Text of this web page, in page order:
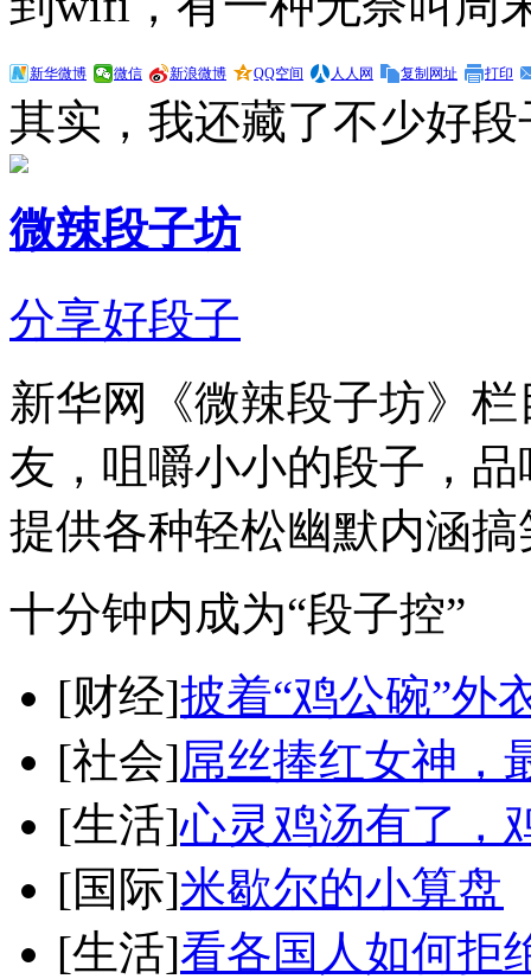
新华微博 微信 新浪微博 QQ空间 人人网 复制网址 打印
其实，我还藏了不少好段
微辣段子坊
分享好段子
新华网《微辣段子坊》
友，咀嚼小小的段子，
提供各种轻松幽默内涵
十分钟内成为“段子控”
[财经]披着“鸡公碗”外
[社会]屌丝捧红女神，
[生活]心灵鸡汤有了，
[国际]米歇尔的小算盘
[生活]看各国人如何拒